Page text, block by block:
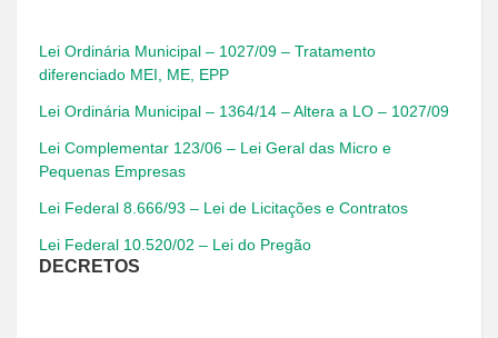
Lei Ordinária Municipal – 1027/09 – Tratamento
diferenciado MEI, ME, EPP
Lei Ordinária Municipal – 1364/14 – Altera a LO – 1027/09
Lei Complementar 123/06 – Lei Geral das Micro e
Pequenas Empresas
Lei Federal 8.666/93 – Lei de Licitações e Contratos
Lei Federal 10.520/02 – Lei do Pregão
DECRETOS